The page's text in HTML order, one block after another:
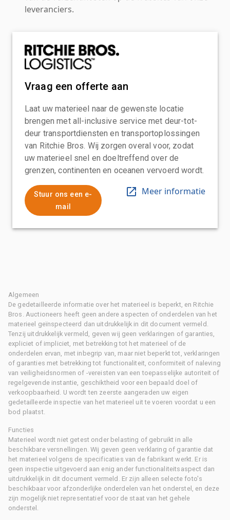
leveranciers.
Vraag een offerte aan
Laat uw materieel naar de gewenste locatie
brengen met all-inclusive service met deur-tot-
deur transportdiensten en transportoplossingen
van Ritchie Bros. Wij zorgen overal voor, zodat
uw materieel snel en doeltreffend over de
grenzen, continenten en oceanen vervoerd wordt.
Stuur ons een e-
mail
Meer informatie
Algemeen
De gedetailleerde informatie over het materieel is beperkt, en Ritchie
Bros. Auctioneers heeft geen andere aspecten of onderdelen van het
materieel geïnspecteerd dan uitdrukkelijk in dit document vermeld.
Tenzij uitdrukkelijk vermeld, geven wij geen verklaringen of garanties,
expliciet of impliciet, met betrekking tot het materieel of de
onderdelen ervan, met inbegrip van, maar niet beperkt tot, verklaringen
of garanties met betrekking tot functionaliteit, conformiteit of naleving
van veiligheidsnormen of -vereisten van een toepasselijke autoriteit of
regelgevende instantie, geschiktheid voor een bepaald doel of
verkoopbaarheid. U wordt ten zeerste aangeraden uw eigen
gedetailleerde inspectie van het materieel uit te voeren voordat u een
bod plaatst.
Functies
Materieel wordt niet getest onder belasting of gebruikt in alle
beschikbare versnellingen. Wij geven geen verklaring of garantie dat
het materieel volgens de specificaties van de fabrikant werkt. Er is
geen inspectie uitgevoerd aan enig ander functionaliteitsaspect dan
uitdrukkelijk in dit document vermeld. Er zijn alleen selecte foto's
beschikbaar voor afzonderlijke onderdelen van het onderstel, en deze
zijn mogelijk niet representatief voor de staat van het gehele
onderstel.